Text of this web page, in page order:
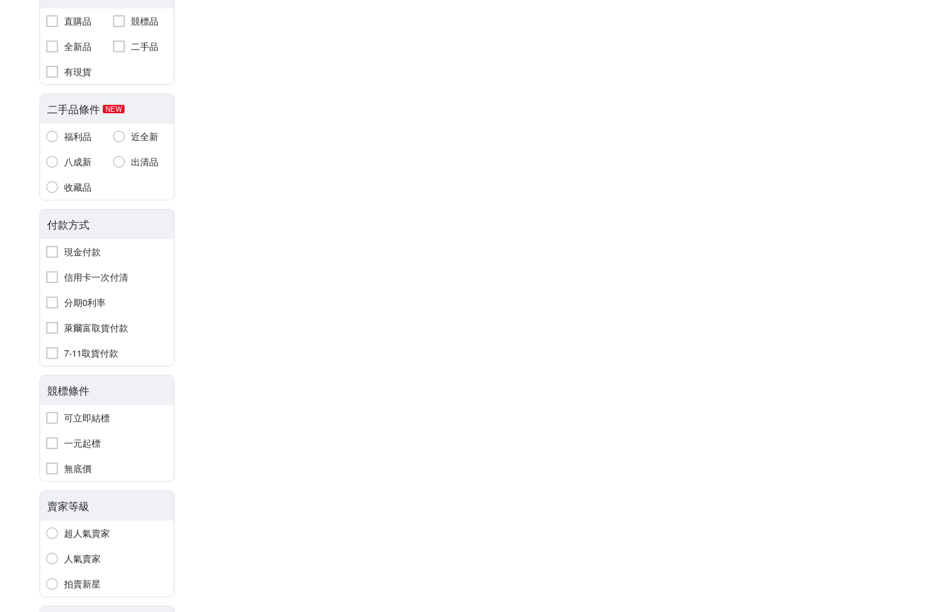
直購品
競標品
全新品
二手品
有現貨
二手品條件 NEW
福利品
近全新
八成新
出清品
收藏品
付款方式
現金付款
信用卡一次付清
分期0利率
萊爾富取貨付款
7-11取貨付款
競標條件
可立即結標
一元起標
無底價
賣家等級
超人氣賣家
人氣賣家
拍賣新星